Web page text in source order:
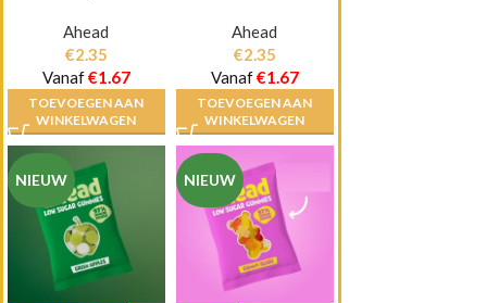
Ahead
€2.35
Vanaf€1.67
TOEVOEGEN AAN
WINKELWAGEN
Ahead
€2.35
Vanaf€1.67
TOEVOEGEN AAN
WINKELWAGEN
NIEUW NIEUW